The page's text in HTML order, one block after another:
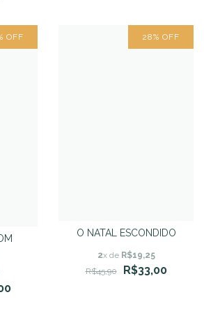
OFF 28% OFF
O NATAL ESCONDIDO
2x de R$19,25
R$45,90
R$33,00